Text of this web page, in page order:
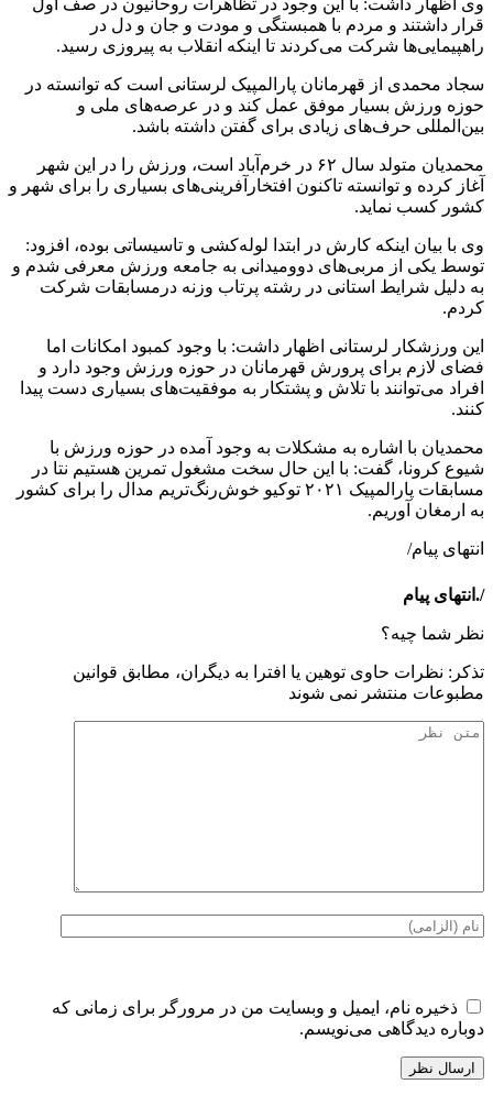
قرار داشتند و مردم با همبستگی و مودت و جان و دل در
راهپیمایی‌ها شرکت می‌کردند تا اینکه انقلاب به پیروزی رسید.
سجاد محمدی از قهرمانان پارالمپیک لرستانی است که توانسته در
حوزه ورزش بسیار موفق عمل کند و در عرصه‌های ملی و
بین‌المللی حرف‌های زیادی برای گفتن داشته باشد.
محمدیان متولد سال ۶۲ در خرم‌آباد است، ورزش را در این شهر
آغاز کرده و توانسته تاکنون افتخارآفرینی‌های بسیاری را برای شهر و
کشور کسب نماید.
وی با بیان اینکه کارش در ابتدا لوله‌کشی و تاسیساتی بوده، افزود:
توسط یکی از مربی‌های دوومیدانی به جامعه ورزش معرفی شدم و
به دلیل شرایط استانی در رشته پرتاب وزنه درمسابقات شرکت
کردم.
این ورزشکار لرستانی اظهار داشت: با وجود کمبود امکانات اما
فضای لازم برای پرورش قهرمانان در حوزه ورزش وجود دارد و
افراد می‌توانند با تلاش و پشتکار به موفقیت‌های بسیاری دست پیدا
کنند.
محمدیان با اشاره به مشکلات به وجود آمده در حوزه ورزش با
شیوع کرونا، گفت: با این حال سخت مشغول تمرین هستیم نتا در
مسابقات پارالمپیک ۲۰۲۱ توکیو خوش‌رنگ‌تریم مدال را برای کشور
به ارمغان آوریم.
انتهای پیام/
/.انتهای پیام
نظر شما چیه؟
تذكر: نظرات حاوی توهين يا افترا به ديگران، مطابق قوانين
مطبوعات منتشر نمی شوند
ذخیره نام، ایمیل و وبسایت من در مرورگر برای زمانی که
دوباره دیدگاهی می‌نویسم.